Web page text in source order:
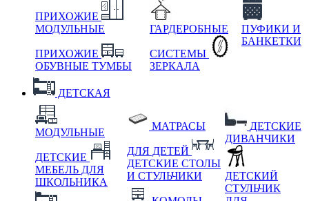
ПРИХОЖИЕ
МОДУЛЬНЫЕ
ПРИХОЖИЕ
ОБУВНЫЕ ТУМБЫ
ГАРДЕРОБНЫЕ
СИСТЕМЫ
ЗЕРКАЛА
ПУФИКИ И
БАНКЕТКИ
ДЕТСКАЯ
МОДУЛЬНЫЕ
ДЕТСКИЕ
МЕБЕЛЬ ДЛЯ
ШКОЛЬНИКА
МАТРАСЫ
ДЛЯ ДЕТЕЙ
ДЕТСКИЕ СТОЛЫ
И СТУЛЬЧИКИ
ДЕТСКИЕ
ДИВАНЧИКИ
ДЕТСКИЙ
СТУЛЬЧИК